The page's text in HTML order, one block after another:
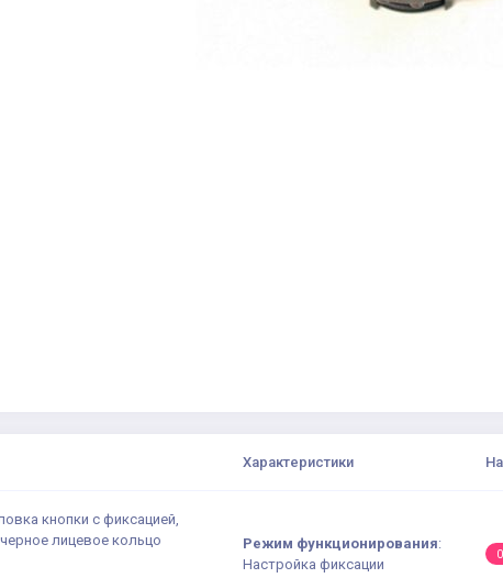
Характеристики
кнопки с фиксацией,
лицевое кольцо
Режим функционирования:
Настройка фиксации